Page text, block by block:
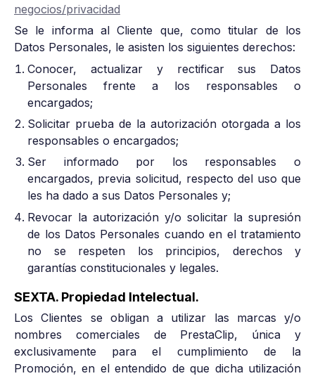
negocios/privacidad
Se le informa al Cliente que, como titular de los
Datos Personales, le asisten los siguientes derechos:
Conocer, actualizar y rectificar sus Datos
Personales frente a los responsables o
encargados;
Solicitar prueba de la autorización otorgada a los
responsables o encargados;
Ser informado por los responsables o
encargados, previa solicitud, respecto del uso que
les ha dado a sus Datos Personales y;
Revocar la autorización y/o solicitar la supresión
de los Datos Personales cuando en el tratamiento
no se respeten los principios, derechos y
garantías constitucionales y legales.
SEXTA. Propiedad Intelectual.
Los Clientes se obligan a utilizar las marcas y/o
nombres comerciales de PrestaClip, única y
exclusivamente para el cumplimiento de la
Promoción, en el entendido de que dicha utilización